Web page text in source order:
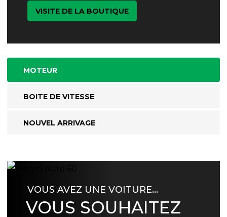
VISITE DE LA BOUTIQUE
MOTEUR
BOITE DE VITESSE
NOUVEL ARRIVAGE
VOUS AVEZ UNE VOITURE…
VOUS SOUHAITEZ